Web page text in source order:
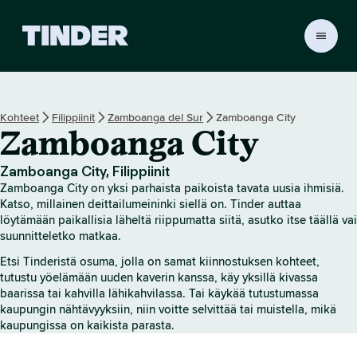
r
i
n
a
l
o
i
s
s
i
v
u
Kohteet Filippiinit Zamboanga del Sur Zamboanga City
Zamboanga City
Zamboanga City, Filippiinit
Zamboanga City on yksi parhaista paikoista tavata uusia ihmisiä.
Katso, millainen deittailumeininki siellä on. Tinder auttaa
löytämään paikallisia läheltä riippumatta siitä, asutko itse täällä vai
suunnitteletko matkaa.
Etsi Tinderistä osuma, jolla on samat kiinnostuksen kohteet,
tutustu yöelämään uuden kaverin kanssa, käy yksillä kivassa
baarissa tai kahvilla lähikahvilassa. Tai käykää tutustumassa
kaupungin nähtävyyksiin, niin voitte selvittää tai muistella, mikä
kaupungissa on kaikista parasta.